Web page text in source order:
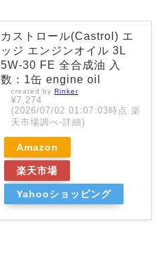
カストロール(Castrol) エ
ッジ エンジンオイル 3L
5W-30 FE 全合成油 入
数：1缶 engine oil
created by Rinker
¥7,274
(2026/07/02 01:07:03時点 楽
天市場調べ-詳細)
Amazon
楽天市場
Yahooショッピング